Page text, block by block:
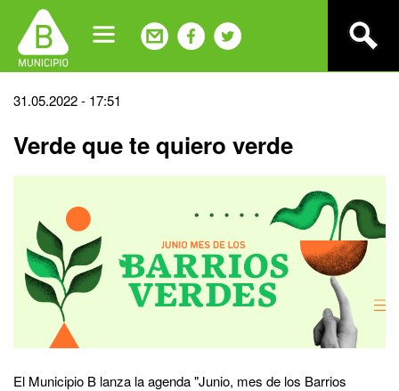
navigation
Back
top
31.05.2022 - 17:51
Verde que te quiero verde
El Municipio B lanza la agenda "Junio, mes de los Barrios